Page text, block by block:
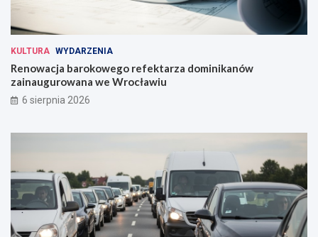
KULTURA WYDARZENIA
Renowacja barokowego refektarza dominikanów
zainaugurowana we Wrocławiu
6 sierpnia 2026